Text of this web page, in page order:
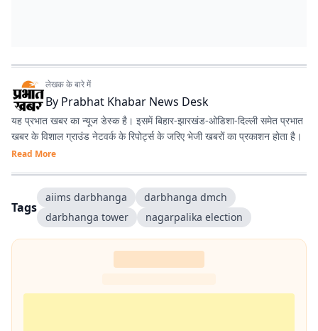
लेखक के बारे में
By Prabhat Khabar News Desk
यह प्रभात खबर का न्यूज डेस्क है। इसमें बिहार-झारखंड-ओडिशा-दिल्‍ली समेत प्रभात
खबर के विशाल ग्राउंड नेटवर्क के रिपोर्ट्स के जरिए भेजी खबरों का प्रकाशन होता है।
Read More
Tags
aiims darbhanga
darbhanga dmch
darbhanga tower
nagarpalika election